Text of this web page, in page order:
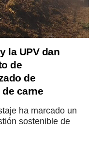
la UPV dan
de
de
carne
ha marcado un
sostenible de